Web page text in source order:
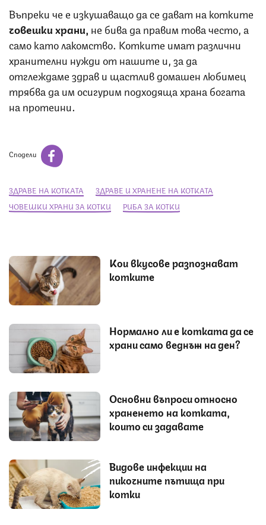
Въпреки че е изкушаващо да се дават на котките
човешки храни, не бива да правим това често, а
само като лакомство. Котките имат различни
хранителни нужди от нашите и, за да
отглеждаме здрав и щастлив домашен любимец
трябва да им осигурим подходяща храна богата
на протеини.
Сподели
ЗДРАВЕ НА КОТКАТА
ЗДРАВЕ И ХРАНЕНЕ НА КОТКАТА
ЧОВЕШКИ ХРАНИ ЗА КОТКИ
РИБА ЗА КОТКИ
Кои вкусове разпознават
котките
Нормално ли е котката да се
храни само веднъж на ден?
Основни въпроси относно
храненето на котката,
които си задавате
Видове инфекции на
пикочните пътища при
котки